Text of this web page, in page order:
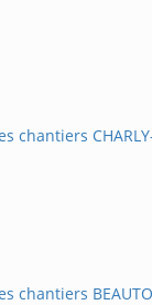
chantiers
chantiers